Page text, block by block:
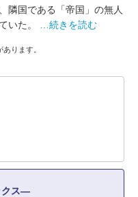
隣国である「帝国」の無人
いた。
…続きを読む
ります。
クス―